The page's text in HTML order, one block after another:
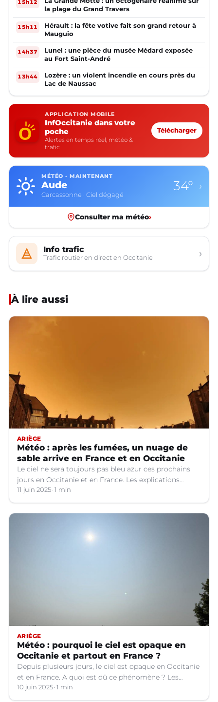
15h12
la plage du Grand Travers
15h11
Hérault : la fête votive fait son grand retour à
Mauguio
14h37
Lunel : une pièce du musée Médard exposée
au Fort Saint-André
13h44
Lozère : un violent incendie en cours près du
Lac de Naussac
APPLICATION MOBILE
InfOccitanie dans votre
poche
Alertes en temps réel, météo &
trafic
Télécharger
MÉTÉO · MAINTENANT
Aude
Carcassonne · Ciel dégagé
34° ›
Consulter ma météo›
Info trafic
Trafic routier en direct en Occitanie ›
À lire aussi
ARIÈGE
Météo : après les fumées, un nuage de
sable arrive en France et en Occitanie
Le ciel ne sera toujours pas bleu azur ces prochains
jours en Occitanie et en France. Les explications
météo.
11 juin 2025 1 min
ARIÈGE
Météo : pourquoi le ciel est opaque en
Occitanie et partout en France ?
Depuis plusieurs jours, le ciel est opaque en Occitanie
et en France. A quoi est dû ce phénomène ? Les
explications.
10 juin 2025 1 min